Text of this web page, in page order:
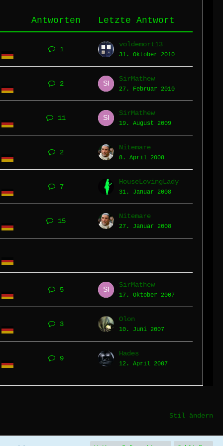
Antworten Letzte Antwort
1
voldemort13
31. Oktober 2010
2
SirMathew
27. Februar 2010
11
SirMathew
19. August 2009
2
Nitemare
8. April 2008
7
HouseLovingLady
31. Januar 2008
15
Nitemare
27. Januar 2008
5
SirMathew
17. Oktober 2007
3
Olon
10. Juni 2007
9
Hades
12. April 2007
Stil ändern